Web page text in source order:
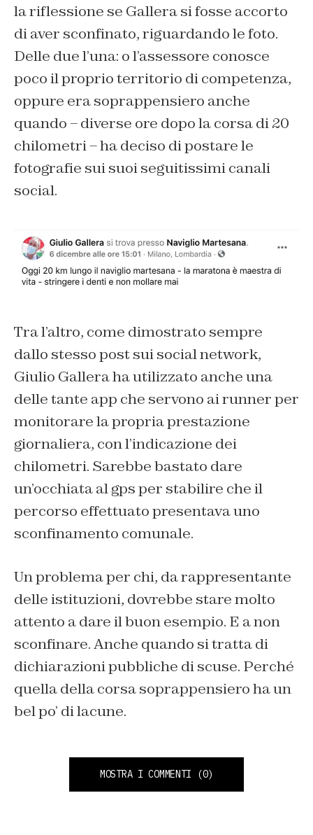
la riflessione se Gallera si fosse accorto
di aver sconfinato, riguardando le foto.
Delle due l’una: o l’assessore conosce
poco il proprio territorio di competenza,
oppure era soprappensiero anche
quando – diverse ore dopo la corsa di 20
chilometri – ha deciso di postare le
fotografie sui suoi seguitissimi canali
social.
Tra l’altro, come dimostrato sempre
dallo stesso post sui social network,
Giulio Gallera ha utilizzato anche una
delle tante app che servono ai runner per
monitorare la propria prestazione
giornaliera, con l’indicazione dei
chilometri. Sarebbe bastato dare
un’occhiata al gps per stabilire che il
percorso effettuato presentava uno
sconfinamento comunale.
Un problema per chi, da rappresentante
delle istituzioni, dovrebbe stare molto
attento a dare il buon esempio. E a non
sconfinare. Anche quando si tratta di
dichiarazioni pubbliche di scuse. Perché
quella della corsa soprappensiero ha un
bel po’ di lacune.
MOSTRA I COMMENTI (0)